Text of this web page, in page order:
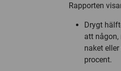
Rapporten
Drygt
att
naket
procent.